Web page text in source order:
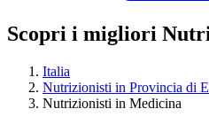
Scopri i migliori
Italia
Nutrizionisti in Provincia di
Nutrizionisti in Medicina